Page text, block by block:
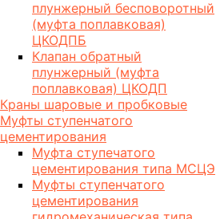
плунжерный бесповоротный
(муфта поплавковая)
ЦКОДПБ
Клапан обратный
плунжерный (муфта
поплавковая) ЦКОДП
Краны шаровые и пробковые
Муфты ступенчатого
цементирования
Муфта ступечатого
цементирования типа МСЦЭ
Муфты ступенчатого
цементирования